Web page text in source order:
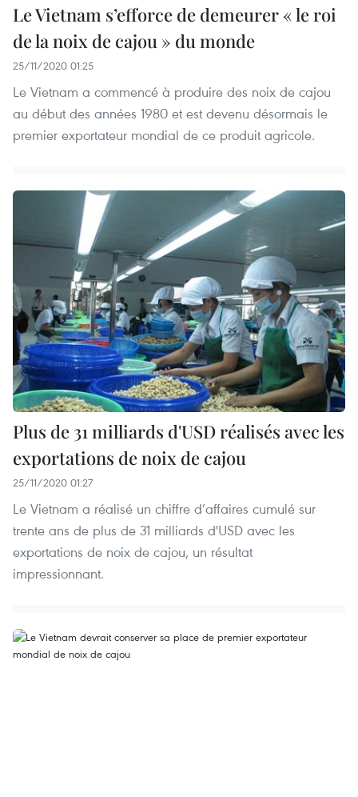
Le Vietnam s’efforce de demeurer « le roi
de la noix de cajou » du monde
25/11/2020 01:25
Le Vietnam a commencé à produire des noix de cajou
au début des années 1980 et est devenu désormais le
premier exportateur mondial de ce produit agricole.
Plus de 31 milliards d'USD réalisés avec les
exportations de noix de cajou
25/11/2020 01:27
Le Vietnam a réalisé un chiffre d’affaires cumulé sur
trente ans de plus de 31 milliards d'USD avec les
exportations de noix de cajou, un résultat
impressionnant.